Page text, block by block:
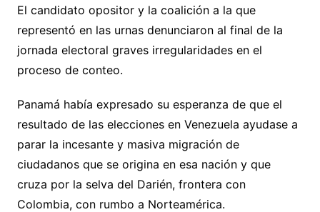
El candidato opositor y la coalición a la que
representó en las urnas denunciaron al final de la
jornada electoral graves irregularidades en el
proceso de conteo.
Panamá había expresado su esperanza de que el
resultado de las elecciones en Venezuela ayudase a
parar la incesante y masiva migración de
ciudadanos que se origina en esa nación y que
cruza por la selva del Darién, frontera con
Colombia, con rumbo a Norteamérica.